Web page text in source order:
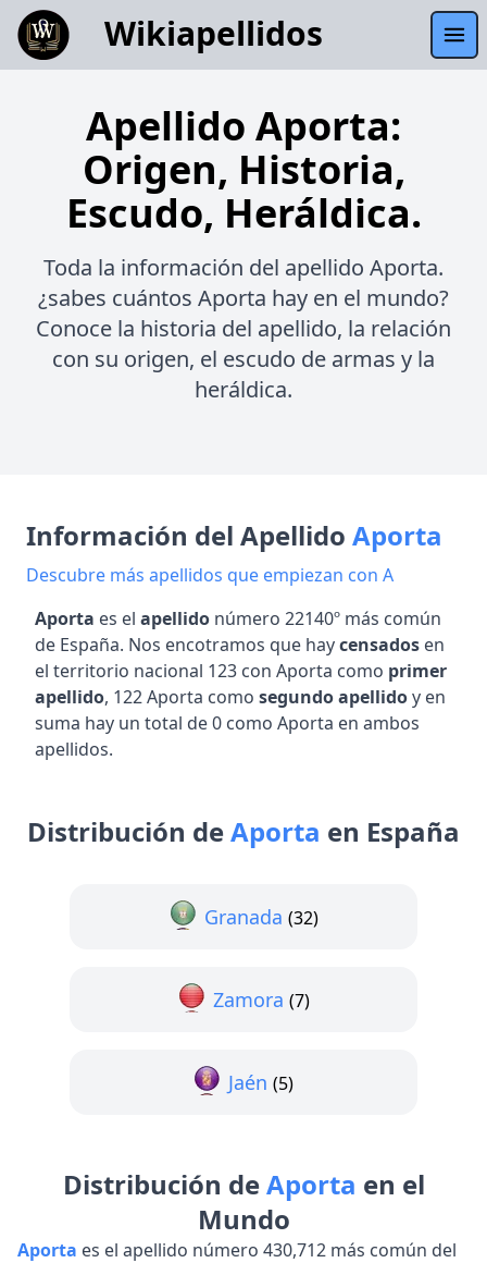
Wikiapellidos
Apellido Aporta:
Origen, Historia,
Escudo, Heráldica.
Toda la información del apellido Aporta.
¿sabes cuántos Aporta hay en el mundo?
Conoce la historia del apellido, la relación
con su origen, el escudo de armas y la
heráldica.
Información del Apellido Aporta
Descubre más apellidos que empiezan con A
Aporta es el apellido número 22140º más común
de España. Nos encotramos que haycensados en
el territorio nacional 123 con Aporta como primer
apellido, 122 Aporta como segundo apellidoy en
suma hay un total de 0 como Aporta en ambos
apellidos.
Distribución deAporta en España
Granada (32)
Zamora (7)
Jaén (5)
Distribución deAporta en el
Mundo
Aporta es el apellido número 430,712 más común del